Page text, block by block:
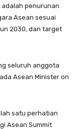
penurunan
Asean sesuai
2030, dan target
seluruh anggota
Asean Minister on
satu perhatian
Asean Summit